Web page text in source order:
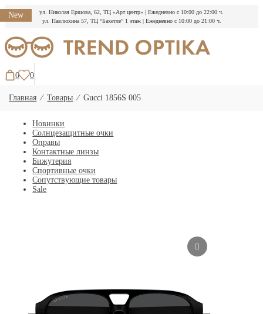
ул. Николая Ершова, 62, ТЦ «Арт центр» | Ежедневно с 10:00 до 22:00 ч.
ул. Павлюхина 57, ТЦ “Бахетле” 1 этаж | Ежедневно с 10:00 до 21:00 ч.
к
содержимому
0 0
Главная ⁄Товары ⁄Gucci 1856S 005
Новинки
Солнцезащитные очки
Оправы
Контактные линзы
Бижутерия
Спортивные очки
Сопутствующие товары
Sale
New